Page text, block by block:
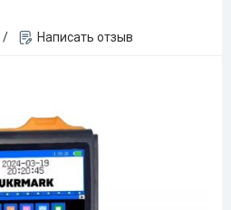
/ Написать отзыв